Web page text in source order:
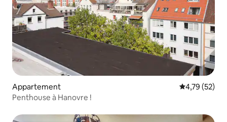
Appartement Évaluation
4,79 (52)
Penthouse à Hanovre !